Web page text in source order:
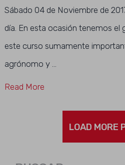
Sábado 04 de Noviembre de
día. En esta ocasión tenemos el
este curso sumamente
agrónomo y …
Read More
LOAD MORE